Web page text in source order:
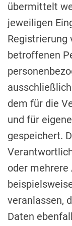
übermittelt
jeweiligen
Registrierung
betroffenen
dem für die
und für
gespeichert.
oder
veranlassen,
Daten